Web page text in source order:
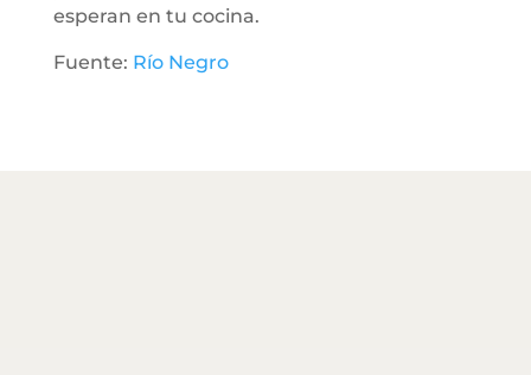
esperan en tu cocina.
Fuente: Río Negro